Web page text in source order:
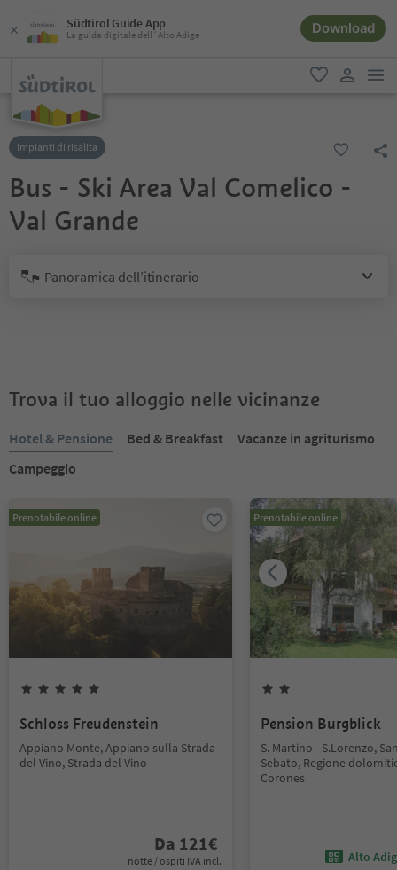
Südtirol Guide App
La guida digitale dell´Alto Adige Download
favoriti
Impianti di risalita
Bus - Ski Area Val Comelico -
Val Grande
Panoramica dell’itinerario
Trova il tuo alloggio nelle vicinanze
Hotel & Pensione Bed & Breakfast
Vacanze in agriturismo
Campeggio
Prenotabile online
Schloss Freudenstein
Appiano Monte, Appiano sulla Strada
del Vino, Strada del Vino
Da 121€
notte / ospiti IVA incl.
Prenotabile online
Pension Burgblick
S. Martino - S.Lorenzo,
Sebato, Regione
Corones
Alto